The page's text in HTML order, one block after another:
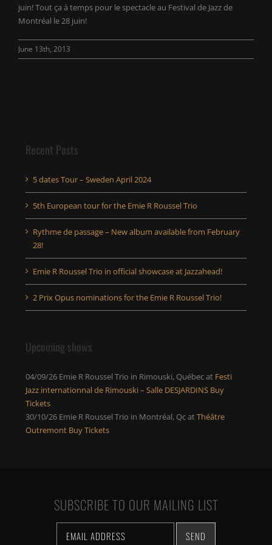
juin! Tout ça à temps pour le spectacle au Festival de Jazz de
Montréal le 28 juin!
June 13th, 2013
Recent Posts
5 dates Tour – Sweden April 2024
5th European tour for the Emie R Roussel Trio
Rythme de passage – New album available from February
28!
Emie R Roussel Trio in official showcase at Jazzahead!
2 Prix Opus nominations for the Emie R Roussel Trio!
Upcoming shows
04/09/26 Emie R Roussel Trio in Rimouski, Québecat Festi
Jazz internationnal de Rimouski – Salle DESJARDINS Buy
Tickets
30/10/26 Emie R Roussel Trio in Montréal, QcatThéâtre
Outremont Buy Tickets
SUBSCRIBE TO OUR MAILING LIST